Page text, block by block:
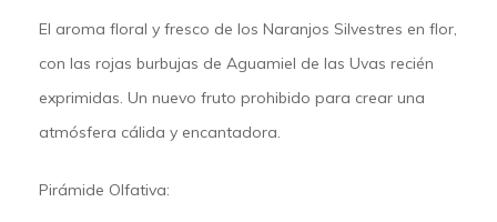
El aroma floral y fresco de los Naranjos Silvestres en flor,
con las rojas burbujas de Aguamiel de las Uvas recién
exprimidas. Un nuevo fruto prohibido para crear una
atmósfera cálida y encantadora.
Pirámide Olfativa: